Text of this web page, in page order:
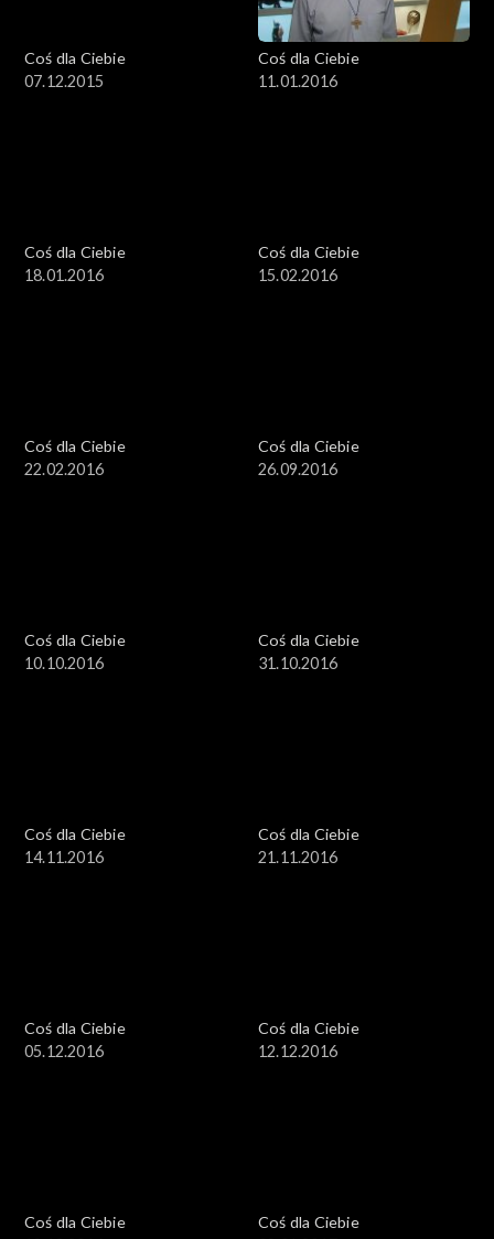
Coś dla Ciebie
07.12.2015
Coś dla Ciebie
11.01.2016
Coś dla Ciebie
18.01.2016
Coś dla Ciebie
15.02.2016
Coś dla Ciebie
22.02.2016
Coś dla Ciebie
26.09.2016
Coś dla Ciebie
10.10.2016
Coś dla Ciebie
31.10.2016
Coś dla Ciebie
14.11.2016
Coś dla Ciebie
21.11.2016
Coś dla Ciebie
05.12.2016
Coś dla Ciebie
12.12.2016
Coś dla Ciebie
Coś dla Ciebie